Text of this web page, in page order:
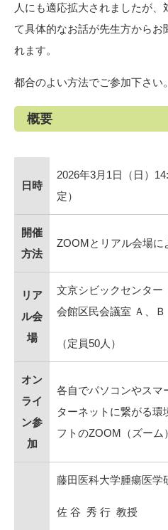
人にも適応拡大されましたが
て具体的なお話が先生方からお
れます。
都合のよい方法でご参加下さい。
概要
日時
2026年3月1日（日）
定）
開催
方法
ZOOMとリアル会場に
リア
ル会
場
文京シビックセンター
会館区民会議室 Ａ、Ｂ
（定員50人）
オン
ライ
ン参
加
各自でパソコンやスマ
ターネットに繋がる環
フトのZOOM（ズーム
藤田医科大学腫瘍医
佐 谷 秀 行 教授